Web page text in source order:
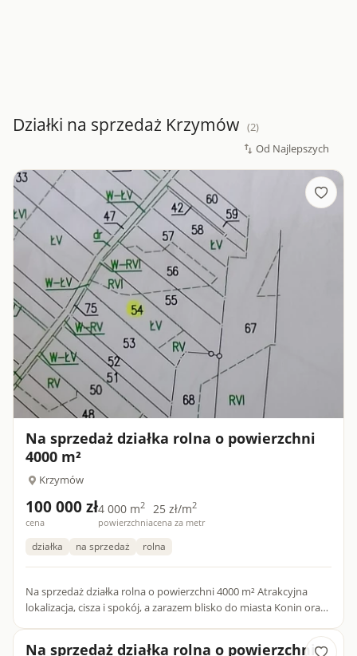
Działki na sprzedaż Krzymów (2)
Na sprzedaż działka rolna o powierzchni
4000 m²
Krzymów
100 000 zł
cena
4 000 m2
powierzchnia
25 zł/m2
cena za metr
działka na sprzedaż rolna
Na sprzedaż działka rolna o powierzchni 4000 m² Atrakcyjna
lokalizacja, cisza i spokój, a zarazem blisko do miasta Konin oraz
Na sprzedaż działka rolna o powierzchni